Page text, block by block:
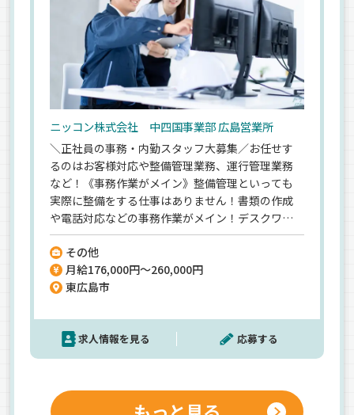
ニッコン株式会社 中四国事業部 広島営業所
＼正社員の事務・内勤スタッフ大募集／お任せす
るのはお客様対応や整備管理業務、運行管理業務
など！《事務作業がメイン》整備管理といっても
実際に整備をする仕事はありません！書類の作成
や電話対応などの事務作業がメイン！デスクワー
クが中心なので安心してくださいね◎《未経験ス
タートも大丈夫》いきなり専門的な業務は任せな
いので安心してください♪カンタンな事務作業な
どからゆっくり慣れていけばOK！《東証プライム
5000名以上！大手企業の正社員になれる！
その他
月給176,000円～260,000円
東広島市
求人情報を見る 応募する